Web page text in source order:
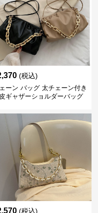
(税込)
ーン バッグ 太チェーン付き
ギャザーショルダーバッグ
(税込)